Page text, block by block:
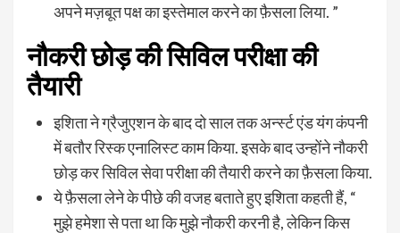
अपने मज़बूत पक्ष का इस्तेमाल करने का फ़ैसला लिया. ”
नौकरी छोड़ की सिविल परीक्षा की
तैयारी
इशिता ने ग्रैजुएशन के बाद दो साल तक अर्न्स्ट एंड यंग कंपनी
में बतौर रिस्क एनालिस्ट काम किया. इसके बाद उन्होंने नौकरी
छोड़ कर सिविल सेवा परीक्षा की तैयारी करने का फ़ैसला किया.
ये फ़ैसला लेने के पीछे की वजह बताते हुए इशिता कहती हैं, “
मुझे हमेशा से पता था कि मुझे नौकरी करनी है, लेकिन किस